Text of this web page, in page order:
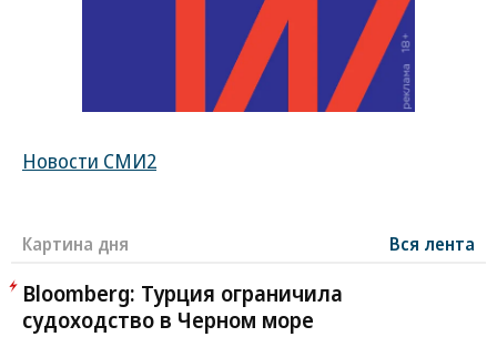
Новости СМИ2
Картина дня Вся лента
Bloomberg: Турция ограничила
судоходство в Черном море